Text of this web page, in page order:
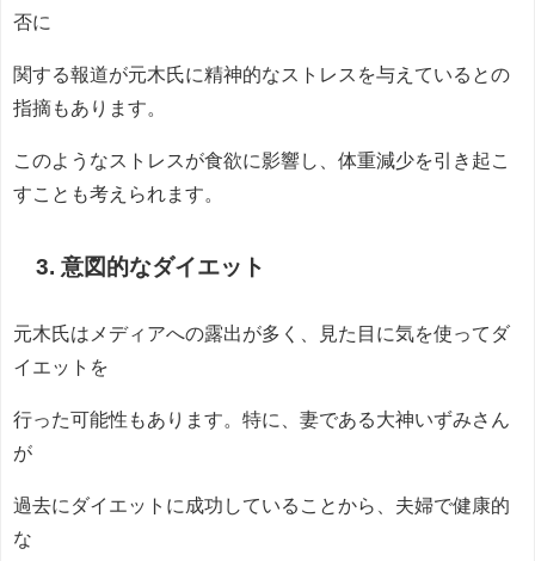
否に
関する報道が元木氏に精神的なストレスを与えているとの
指摘もあります。
このようなストレスが食欲に影響し、体重減少を引き起こ
すことも考えられます。
3. 意図的なダイエット
元木氏はメディアへの露出が多く、見た目に気を使ってダ
イエットを
行った可能性もあります。特に、妻である大神いずみさん
が
過去にダイエットに成功していることから、夫婦で健康的
な